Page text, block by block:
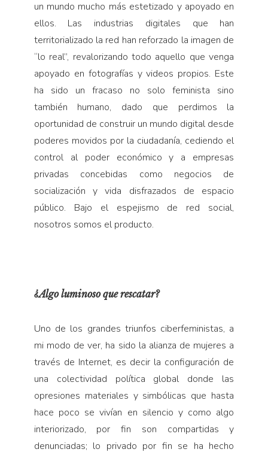
un mundo mucho más estetizado y apoyado en
ellos. Las industrias digitales que han
territorializado la red han reforzado la imagen de
“lo real”, revalorizando todo aquello que venga
apoyado en fotografías y videos propios. Este
ha sido un fracaso no solo feminista sino
también humano, dado que perdimos la
oportunidad de construir un mundo digital desde
poderes movidos por la ciudadanía, cediendo el
control al poder económico y a empresas
privadas concebidas como negocios de
socialización y vida disfrazados de espacio
público. Bajo el espejismo de red social,
nosotros somos el producto.
¿Algo luminoso que rescatar?
Uno de los grandes triunfos ciberfeministas, a
mi modo de ver, ha sido la alianza de mujeres a
través de Internet, es decir la configuración de
una colectividad política global donde las
opresiones materiales y simbólicas que hasta
hace poco se vivían en silencio y como algo
interiorizado, por fin son compartidas y
denunciadas; lo privado por fin se ha hecho